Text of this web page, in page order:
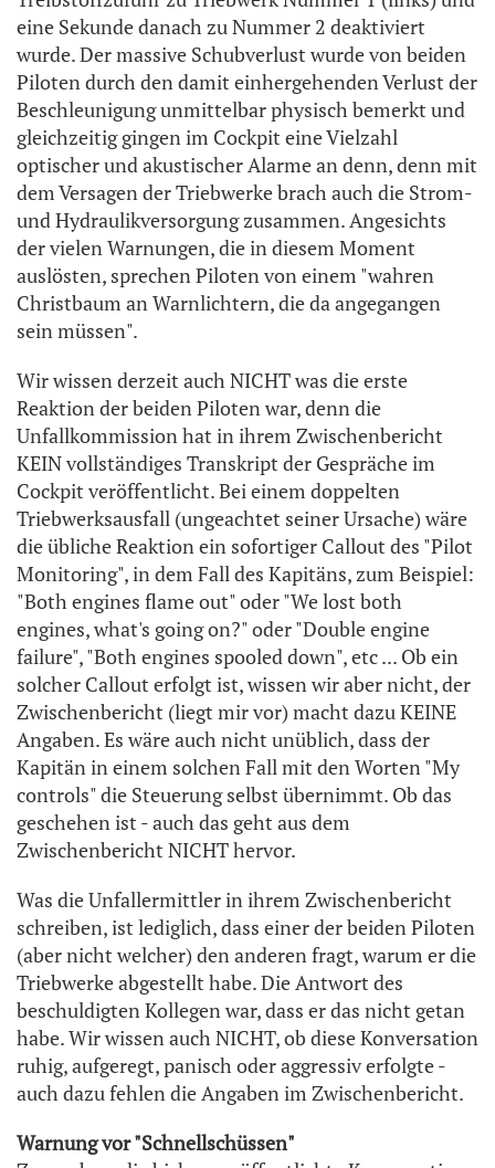
eine Sekunde danach zu Nummer 2 deaktiviert
wurde. Der massive Schubverlust wurde von beiden
Piloten durch den damit einhergehenden Verlust der
Beschleunigung unmittelbar physisch bemerkt und
gleichzeitig gingen im Cockpit eine Vielzahl
optischer und akustischer Alarme an denn, denn mit
dem Versagen der Triebwerke brach auch die Strom-
und Hydraulikversorgung zusammen. Angesichts
der vielen Warnungen, die in diesem Moment
auslösten, sprechen Piloten von einem "wahren
Christbaum an Warnlichtern, die da angegangen
sein müssen".
Wir wissen derzeit auch NICHT was die erste
Reaktion der beiden Piloten war, denn die
Unfallkommission hat in ihrem Zwischenbericht
KEIN vollständiges Transkript der Gespräche im
Cockpit veröffentlicht. Bei einem doppelten
Triebwerksausfall (ungeachtet seiner Ursache) wäre
die übliche Reaktion ein sofortiger Callout des "Pilot
Monitoring", in dem Fall des Kapitäns, zum Beispiel:
"Both engines flame out" oder "We lost both
engines, what's going on?" oder "Double engine
failure", "Both engines spooled down", etc ... Ob ein
solcher Callout erfolgt ist, wissen wir aber nicht, der
Zwischenbericht (liegt mir vor) macht dazu KEINE
Angaben. Es wäre auch nicht unüblich, dass der
Kapitän in einem solchen Fall mit den Worten "My
controls" die Steuerung selbst übernimmt. Ob das
geschehen ist - auch das geht aus dem
Zwischenbericht NICHT hervor.
Was die Unfallermittler in ihrem Zwischenbericht
schreiben, ist lediglich, dass einer der beiden Piloten
(aber nicht welcher) den anderen fragt, warum er die
Triebwerke abgestellt habe. Die Antwort des
beschuldigten Kollegen war, dass er das nicht getan
habe. Wir wissen auch NICHT, ob diese Konversation
ruhig, aufgeregt, panisch oder aggressiv erfolgte -
auch dazu fehlen die Angaben im Zwischenbericht.
Warnung vor "Schnellschüssen"